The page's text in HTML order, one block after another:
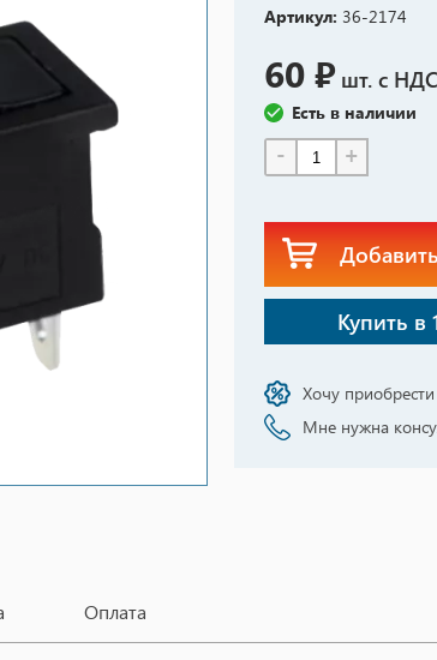
Артикул: 36-2174
60 ₽ шт. с НДС
Есть в наличии
- +
Купить в
Хочу
Мне нужна
Оплата